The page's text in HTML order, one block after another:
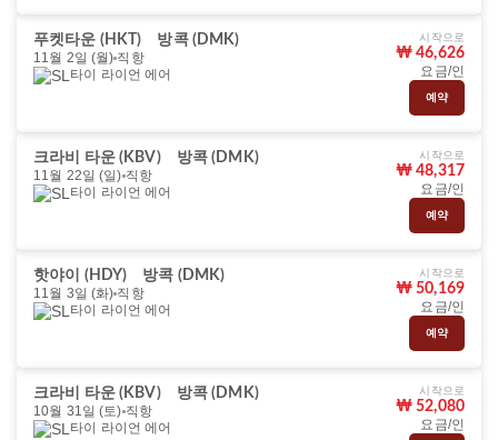
푸켓타운 (HKT)
방콕 (DMK)
11월 2일 (월) 직항
타이 라이언 에어
시작으로
₩ 46,626
요금/인
예약
크라비 타운 (KBV)
방콕 (DMK)
11월 22일 (일) 직항
타이 라이언 에어
시작으로
₩ 48,317
요금/인
예약
핫야이 (HDY)
방콕 (DMK)
11월 3일 (화) 직항
타이 라이언 에어
시작으로
₩ 50,169
요금/인
예약
크라비 타운 (KBV)
방콕 (DMK)
10월 31일 (토) 직항
타이 라이언 에어
시작으로
₩ 52,080
요금/인